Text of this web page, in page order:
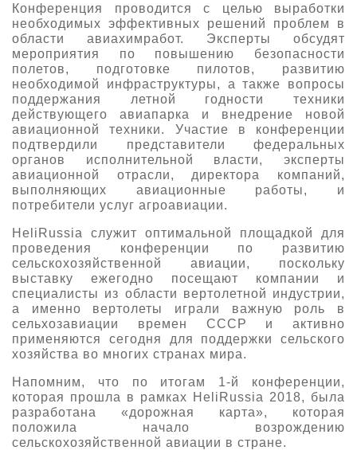
Пресс-релизы
Конференция проводится с целью выработки
необходимых эффективных решений проблем в
области авиахимработ. Эксперты обсудят
мероприятия по повышению безопасности
полетов, подготовке пилотов, развитию
необходимой инфраструктуры, а также вопросы
поддержания летной годности техники
действующего авиапарка и внедрение новой
авиационной техники. Участие в конференции
подтвердили представители федеральных
органов исполнительной власти, эксперты
авиационной отрасли, директора компаний,
выполняющих авиационные работы, и
потребители услуг агроавиации.
HeliRussia служит оптимальной площадкой для
проведения конференции по развитию
сельскохозяйственной авиации, поскольку
выставку ежегодно посещают компании и
специалисты из области вертолетной индустрии,
а именно вертолеты играли важную роль в
сельхозавиации времен СССР и активно
применяются сегодня для поддержки сельского
хозяйства во многих странах мира.
Напомним, что по итогам 1-й конференции,
которая прошла в рамках HeliRussia 2018, была
разработана «дорожная карта», которая
положила начало возрождению
сельскохозяйственной авиации в стране.